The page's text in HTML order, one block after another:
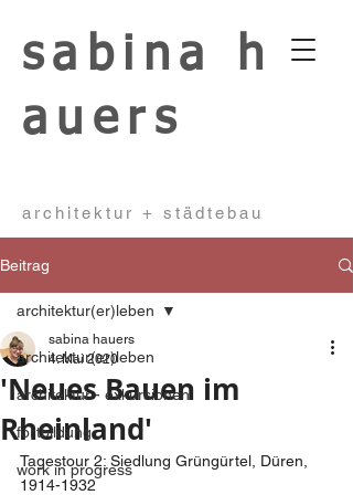
sabina
h
auers
architektur + städtebau
Beitrag
architektur(er)leben
architektur - exkursionen
fortbildung
work in progress
architektur(er)leben
'Neues Bauen im
Rheinland'
sabina hauers
4. Mai 2020
Tagestour 2: Siedlung Grüngürtel, Düren,
1914-1932